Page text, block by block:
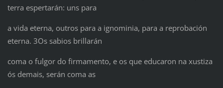
terra espertarán: uns para
a vida eterna, outros para a ignominia, para a reprobación
eterna. 3Os sabios brillarán
coma o fulgor do firmamento, e os que educaron na xustiza
ós demais, serán coma as